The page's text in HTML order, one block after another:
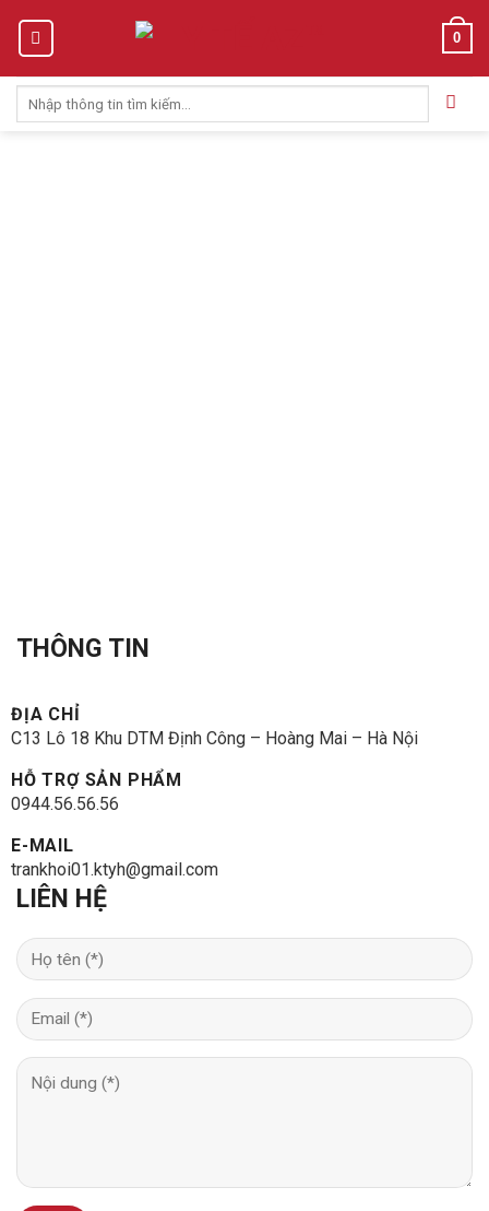
0
kiếm:
THÔNG TIN
ĐỊA CHỈ
C13 Lô 18 Khu DTM Định Công – Hoàng Mai – Hà Nội
HỖ TRỢ SẢN PHẨM
0944.56.56.56
E-MAIL
trankhoi01.ktyh@gmail.com
LIÊN HỆ